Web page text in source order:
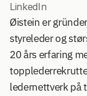
LinkedIn
Øistein er
styreleder og
20 års erfaring
ledernettverk på